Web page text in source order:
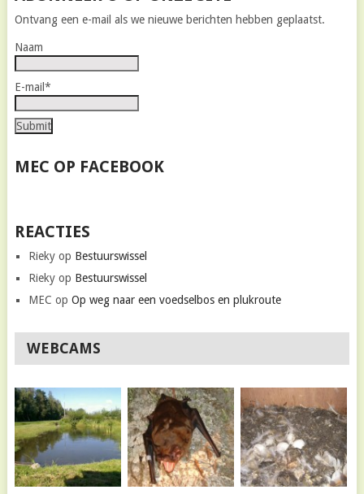
Ontvang een e-mail als we nieuwe berichten hebben geplaatst.
Naam
E-mail*
MEC OP FACEBOOK
REACTIES
Riekyop Bestuurswissel
Riekyop Bestuurswissel
MEC op Op weg naar een voedselbos en plukroute
WEBCAMS